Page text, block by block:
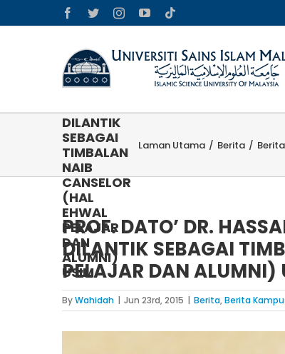
to
Facebook
TwitterInstagramYouTube
PROF.
DATO’ DR.
HASSAN
BASRI BIN
AWANG
MAT
DAHAN
DILANTIK
SEBAGAI
TIMBALAN
NAIB
CANSELOR
(HAL
EHWAL
PELAJAR
DAN
ALUMNI)
USIM
Laman Utama / Berita /
PROF. DATO’ DR.
DILANTIK SEBAGAI
PELAJAR DAN ALUMNI)
ByWahidah | Jun 23rd, 2015 | Berita,Berita